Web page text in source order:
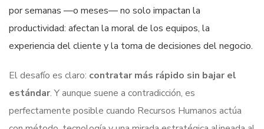
por semanas —o meses— no solo impactan la
productividad: afectan la moral de los equipos, la
experiencia del cliente y la toma de decisiones del negocio.
El desafío es claro: contratar más rápido sin bajar el
estándar. Y aunque suene a contradicción, es
perfectamente posible cuando Recursos Humanos actúa